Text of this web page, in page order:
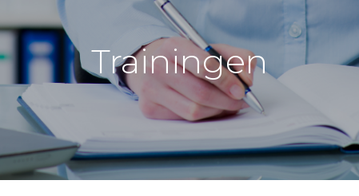
Trainingen